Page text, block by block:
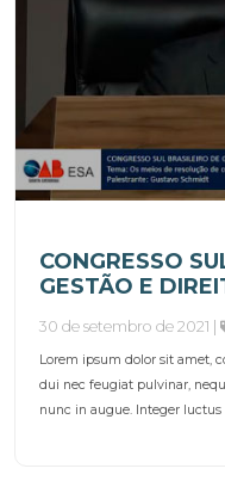
CONGRESSO
GESTÃO E
30 de setembro de 2021 |
Lorem ipsum dolor sit amet,
dui nec feugiat pulvinar,
nunc in augue. Integer luctus